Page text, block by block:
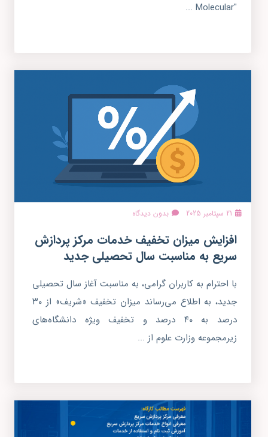
"Molecular ...
21 سپتامبر 2025 بدون دیدگاه
افزایش میزان تخفیف خدمات مرکز پردازش
سریع به مناسبت سال تحصیلی جدید
با احترام به کاربران گرامی، به مناسبت آغاز سال تحصیلی
جدید، به اطلاع می‌رساند میزان تخفیف «شریف» از ۳۰
درصد به ۴۰ درصد و تخفیف ویژه دانشگاه‌های
زیرمجموعه وزارت علوم از ...